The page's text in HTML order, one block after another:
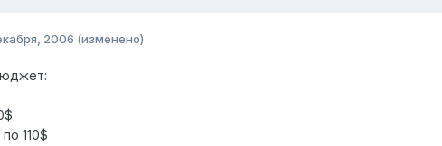
2006 (изменено)
110$